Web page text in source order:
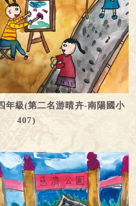
年級(第二名游晴卉-南陽國小
407)